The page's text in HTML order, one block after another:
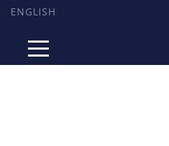
ENGLISH